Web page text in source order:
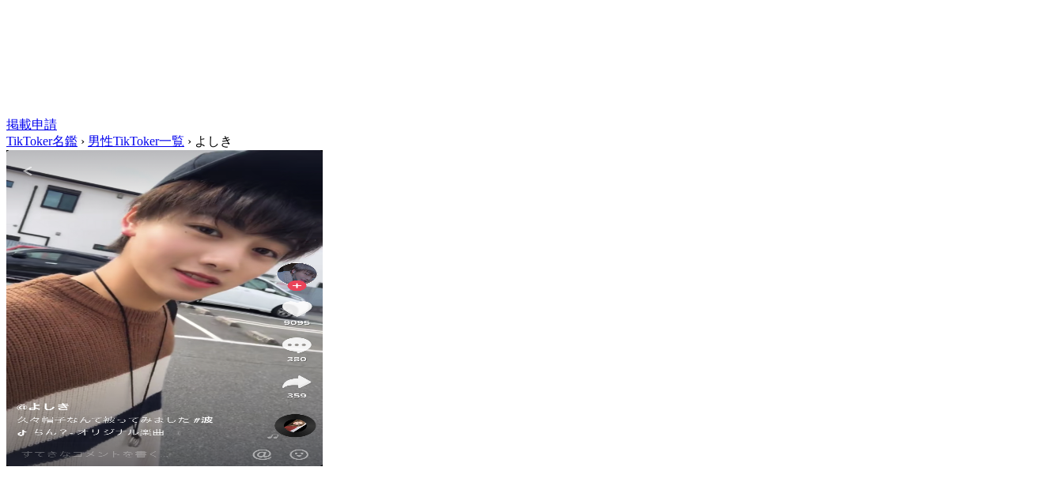
掲載申請
TikToker名鑑 › 男性TikToker一覧 › よしき